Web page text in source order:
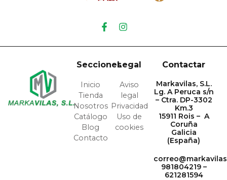
Secciones
Inicio
Tienda
Nosotros
Catálogo
Blog
Contacto
Legal
Aviso
legal
Privacidad
Uso de
cookies
Contactar
Markavilas, S.L.
Lg. A Peruca s/n
– Ctra. DP-3302
Km.3
15911 Rois – A
Coruña
Galicia
(España)
981804219 –
621281594